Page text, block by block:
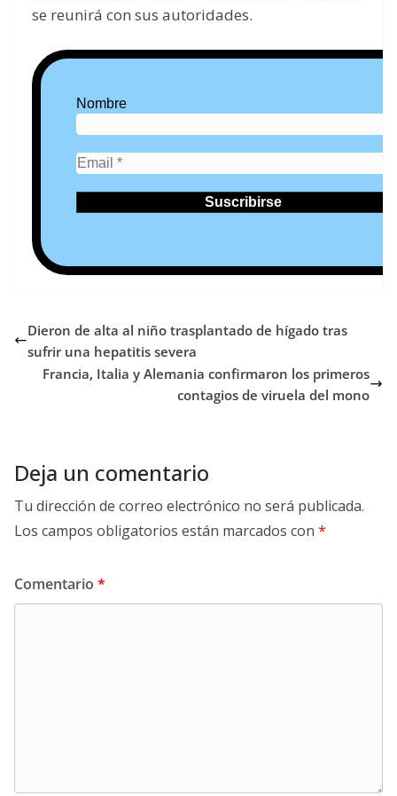
se reunirá con sus autoridades.
Nombre
Dieron de alta al niño trasplantado de hígado tras
sufrir una hepatitis severa
Francia, Italia y Alemania confirmaron los primeros
contagios de viruela del mono
Deja un comentario
Tu dirección de correo electrónico no será publicada.
Los campos obligatorios están marcados con *
Comentario *